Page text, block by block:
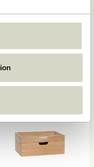
Tablett Naturfarben
den warenkorb